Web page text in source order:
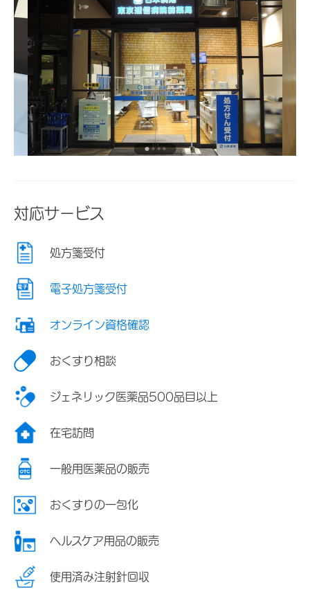
対応サービス
処方箋受付
電子処方箋受付
オンライン資格確認
おくすり相談
ジェネリック医薬品500品目以上
在宅訪問
一般用医薬品の販売
おくすりの一包化
ヘルスケア用品の販売
使用済み注射針回収